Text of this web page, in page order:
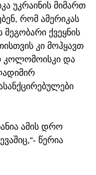
უკრაინის მიმართ
რომ ამერიკას
მეგობარი ქვეყნის
კი მოჰყავთ
კოლომოისკი და
ამის დრო
წერია